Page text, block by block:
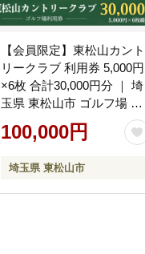
【会員限定】東松山カント
リークラブ 利用券 5,000円
×6枚 合計30,000円分 ｜ 埼
玉県 東松山市 ゴルフ場 ゴ
ルフ利用券 チケット プレ
ー券 ゴルフ クーポン ラウ
スイング ゴルフクラブゴル
フボール ゴルフスコア ゴ
100,000円
埼玉県 東松山市